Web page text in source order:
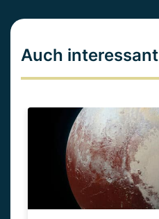
Auch interessant